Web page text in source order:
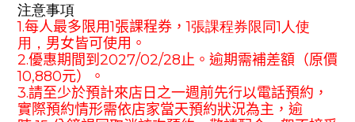
注意事項
1.每人最多限用1張課程券，1張課程券限同1人使
用， 男女皆可使用。
2.優惠期間到 2027/02/28止。逾期需補差額（原價
10,880元）。
3.請至少於預計來店日之一週前先行以電話預約，
實際預約情形需依店家當天預約狀況為主，逾